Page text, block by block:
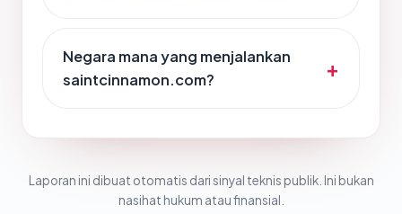
Negara mana yang menjalankan
saintcinnamon.com?
Laporan ini dibuat otomatis dari sinyal teknis publik. Ini bukan
nasihat hukum atau finansial.